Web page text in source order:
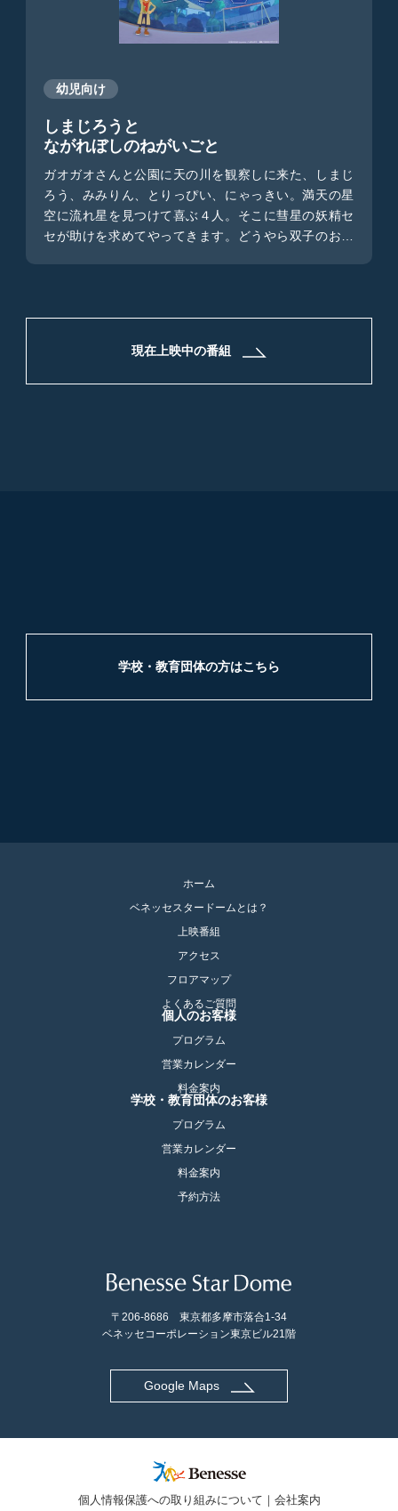
幼児向け
しまじろうと
ながれぼしのねがいごと
ガオガオさんと公園に天の川を観察しに来た、しまじ
ろう、みみりん、とりっぴい、にゃっきい。満天の星
空に流れ星を見つけて喜ぶ４人。そこに彗星の妖精セ
セが助けを求めてやってきます。どうやら双子のお兄
ススを救い、流れ星に願い事をすることはできるので
現在上映中の番組
学校・教育団体の方はこちら
ホーム
ベネッセスタードームとは？
上映番組
アクセス
フロアマップ
よくあるご質問
個人のお客様
プログラム
営業カレンダー
料金案内
学校・教育団体のお客様
プログラム
営業カレンダー
料金案内
予約方法
〒206-8686 東京都多摩市落合1-34
ベネッセコーポレーション東京ビル21階
Google Maps
個人情報保護への取り組みについて 会社案内